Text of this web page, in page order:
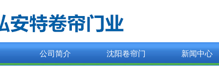
公司简介 沈阳卷帘门 新闻中心